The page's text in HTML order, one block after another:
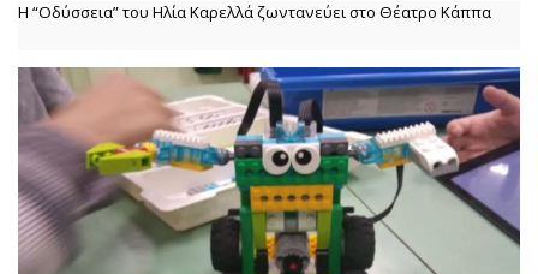
Η “Οδύσσεια” του Ηλία Καρελλά ζωντανεύει στο Θέατρο Κάππα